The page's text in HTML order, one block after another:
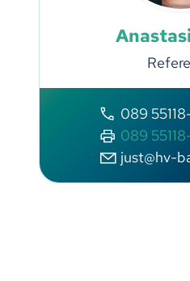
089
089
just@hv-